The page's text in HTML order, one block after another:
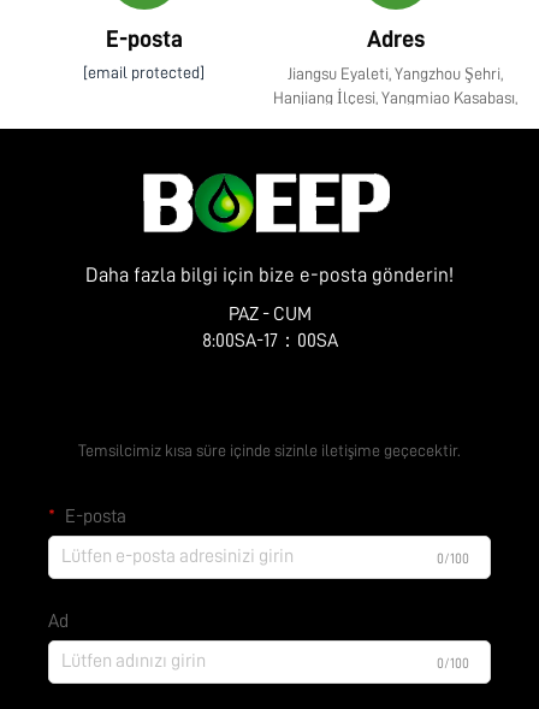
E-posta
[email protected]
Adres
Jiangsu Eyaleti, Yangzhou Şehri,
Hanjiang İlçesi, Yangmiao Kasabası,
Daha fazla bilgi için bize e-posta gönderin!
PAZ - CUM
8:00SA-17：00SA
Temsilcimiz kısa süre içinde sizinle iletişime geçecektir.
E-posta
0/100
Ad
0/100